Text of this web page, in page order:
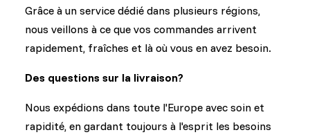
Grâce à un service dédié dans plusieurs régions,
nous veillons à ce que vos commandes arrivent
rapidement, fraîches et là où vous en avez besoin.
Des questions sur la livraison?
Nous expédions dans toute l'Europe avec soin et
rapidité, en gardant toujours à l'esprit les besoins